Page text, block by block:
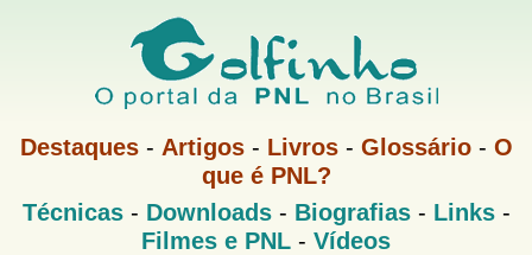
Pular
para
o
principal
G
M
u
Destaques- Artigos- Livros- Glossário- O
que é PNL?
M
e
Técnicas- Downloads- Biografias- Links-
Filmes e PNL - Vídeos